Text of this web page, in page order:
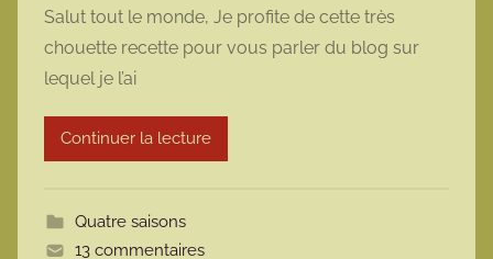
r
m
r
Salut tout le monde, Je profite de cette très
chouette recette pour vous parler du blog sur
lequel je l’ai
Continuer la lecture
Quatre saisons
13 commentaires